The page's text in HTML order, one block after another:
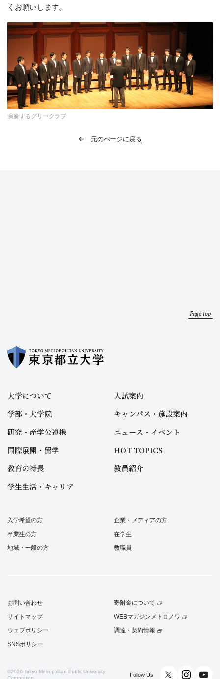
くお願いします。
演奏するグリークラブ
元のページに戻る
Page top
大学について
学部・大学院
研究・産学公連携
国際展開・留学
教育の特長
学生生活・キャリア
入試案内
キャンパス・施設案内
ニュース・イベント
HOT TOPICS
教員紹介
入学希望の方
卒業生の方
地域・一般の方
企業・メディアの方
在学生
教職員
お問い合わせ
サイトマップ
ウェブポリシー
SNSポリシー
寄附金について
WEBマガジンメトロノワ
調達・契約情報
©2026 Tokyo Metropolitan Public University
Corporation
Follow Us